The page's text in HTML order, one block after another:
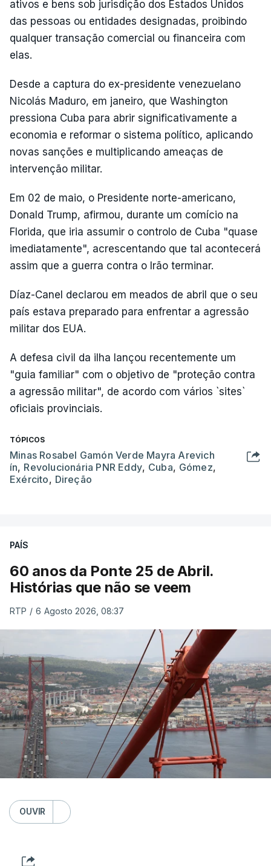
ativos e bens sob jurisdição dos Estados Unidos
das pessoas ou entidades designadas, proibindo
qualquer transação comercial ou financeira com
elas.
Desde a captura do ex-presidente venezuelano
Nicolás Maduro, em janeiro, que Washington
pressiona Cuba para abrir significativamente a
economia e reformar o sistema político, aplicando
novas sanções e multiplicando ameaças de
intervenção militar.
Em 02 de maio, o Presidente norte-americano,
Donald Trump, afirmou, durante um comício na
Florida, que iria assumir o controlo de Cuba "quase
imediatamente", acrescentando que tal acontecerá
assim que a guerra contra o Irão terminar.
Díaz-Canel declarou em meados de abril que o seu
país estava preparado para enfrentar a agressão
militar dos EUA.
A defesa civil da ilha lançou recentemente um
"guia familiar" com o objetivo de "proteção contra
a agressão militar", de acordo com vários `sites`
oficiais provinciais.
TÓPICOS
Minas Rosabel Gamón Verde Mayra Arevich
ín, Revolucionária PNR Eddy, Cuba, Gómez,
Exército, Direção
PAÍS
60 anos da Ponte 25 de Abril.
Histórias que não se veem
RTP / 6 Agosto 2026, 08:37
OUVIR